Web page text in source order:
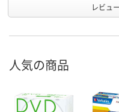
レビュ
人気の商品